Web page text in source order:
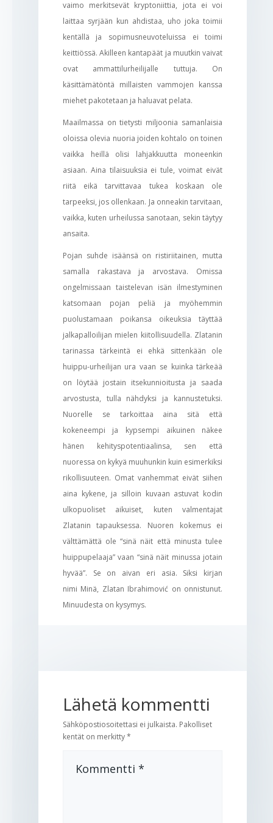
vaimo merkitsevät kryptoniittia, jota ei voi
laittaa syrjään kun ahdistaa, uho joka toimii
kentällä ja sopimusneuvoteluissa ei toimi
keittiössä. Akilleen kantapäät ja muutkin vaivat
ovat ammattilurheilijalle tuttuja. On
käsittämätöntä millaisten vammojen kanssa
miehet pakotetaan ja haluavat pelata.
Maailmassa on tietysti miljoonia samanlaisia
oloissa olevia nuoria joiden kohtalo on toinen
vaikka heillä olisi lahjakkuutta moneenkin
asiaan. Aina tilaisuuksia ei tule, voimat eivät
riitä eikä tarvittavaa tukea koskaan ole
tarpeeksi, jos ollenkaan. Ja onneakin tarvitaan,
vaikka, kuten urheilussa sanotaan, sekin täytyy
ansaita.
Pojan suhde isäänsä on ristiriitainen, mutta
samalla rakastava ja arvostava. Omissa
ongelmissaan taistelevan isän ilmestyminen
katsomaan pojan peliä ja myöhemmin
puolustamaan poikansa oikeuksia täyttää
jalkapalloilijan mielen kiitollisuudella. Zlatanin
tarinassa tärkeintä ei ehkä sittenkään ole
huippu-urheilijan ura vaan se kuinka tärkeää
on löytää jostain itsekunnioitusta ja saada
arvostusta, tulla nähdyksi ja kannustetuksi.
Nuorelle se tarkoittaa aina sitä että
kokeneempi ja kypsempi aikuinen näkee
hänen kehityspotentiaalinsa, sen että
nuoressa on kykyä muuhunkin kuin esimerkiksi
rikollisuuteen. Omat vanhemmat eivät siihen
aina kykene, ja silloin kuvaan astuvat kodin
ulkopuoliset aikuiset, kuten valmentajat
Zlatanin tapauksessa. Nuoren kokemus ei
välttämättä ole “sinä näit että minusta tulee
huippupelaaja” vaan “sinä näit minussa jotain
hyvää”. Se on aivan eri asia. Siksi kirjan
nimi Minä, Zlatan Ibrahimović on onnistunut.
Minuudesta on kysymys.
Lähetä kommentti
Sähköpostiosoitettasi ei julkaista. Pakolliset
kentät on merkitty*